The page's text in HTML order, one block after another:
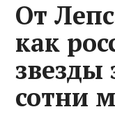
От
как
звезды
сотни